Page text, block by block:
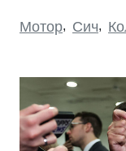
Мотор, Сич,